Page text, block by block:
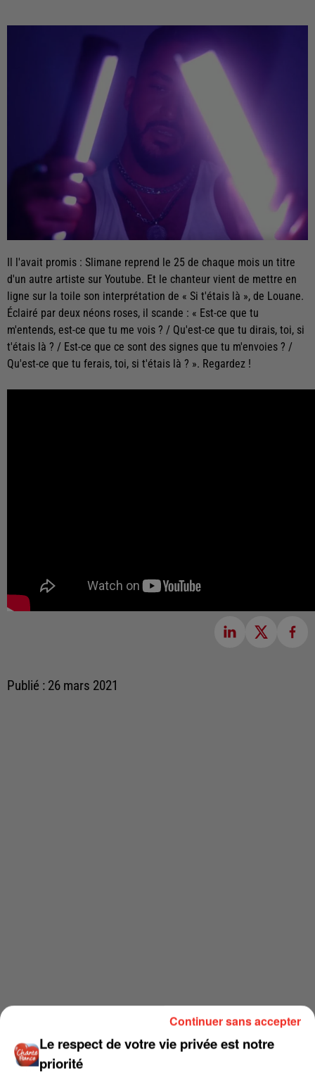
Il l'avait promis : Slimane reprend le 25 de chaque mois un titre
d'un autre artiste sur Youtube. Et le chanteur vient de mettre en
ligne sur la toile son interprétation de « Si t'étais là », de Louane.
Éclairé par deux néons roses, il scande : « Est-ce que tu
m'entends, est-ce que tu me vois ? / Qu'est-ce que tu dirais, toi, si
t'étais là ? / Est-ce que ce sont des signes que tu m'envoies ? /
Qu'est-ce que tu ferais, toi, si t'étais là ? ». Regardez !
Publié : 26 mars 2021
Le respect de votre vie privée est notre
priorité
Continuer sans accepter